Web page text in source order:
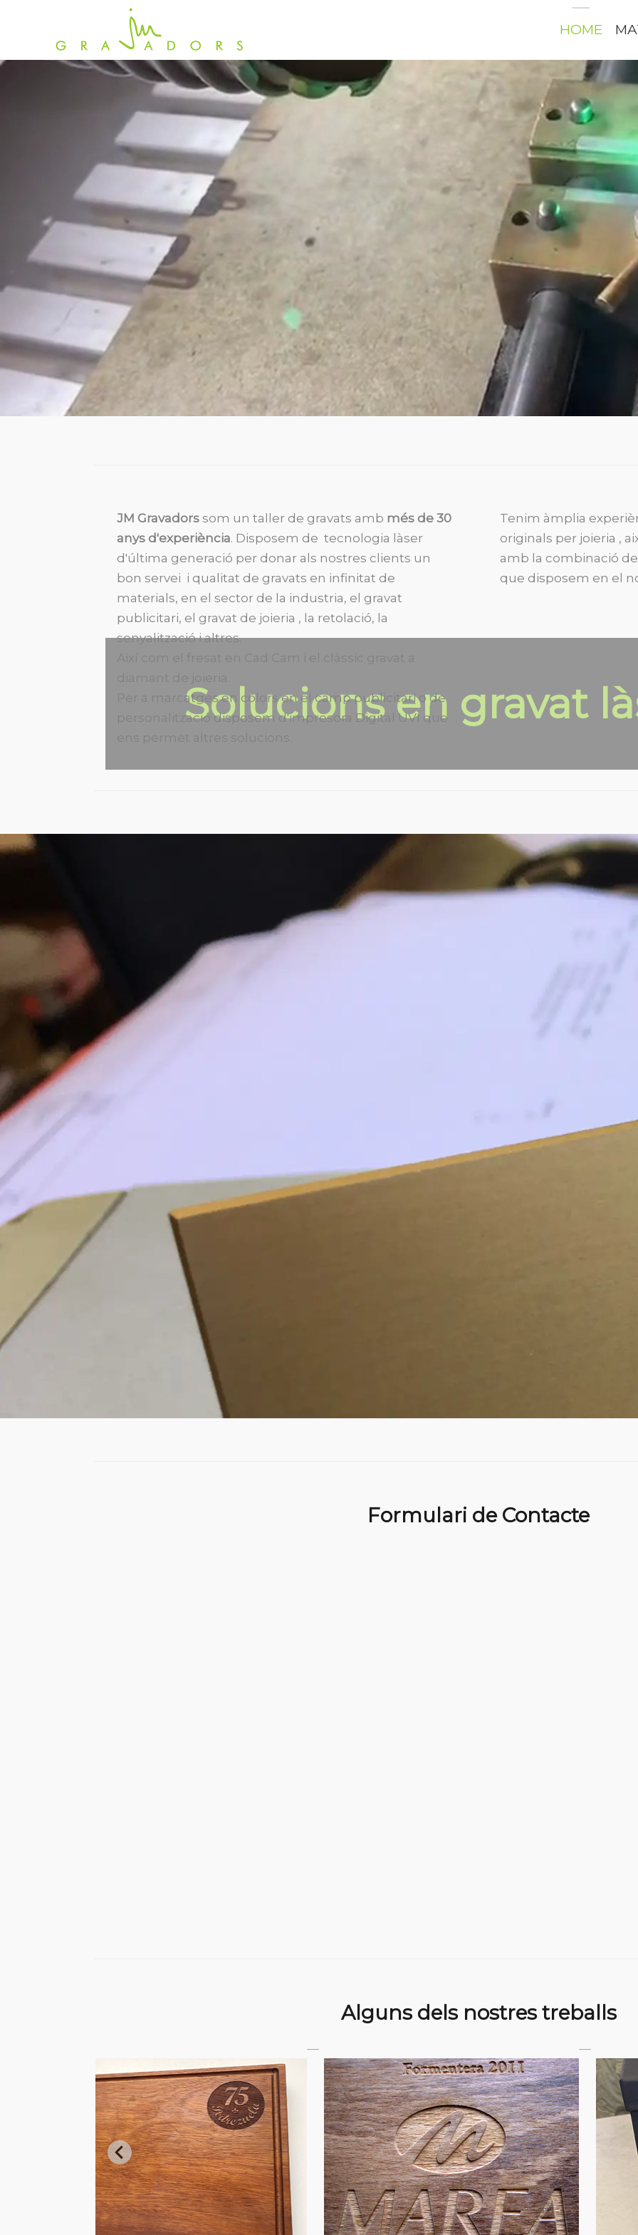
HOME
Solucions en gravat
JM Gravadors som un taller de gravats amb més de 30
anys d'experiència. Disposem de tecnologia làser
d'última generació per donar als nostres clients un
bon servei i qualitat de gravats en infinitat de
materials, en el sector de la industria, el gravat
publicitari, el gravat de joieria , la retolació, la
senyalització i altres.
Per a marcatges en colors en el camp publicitari o de
personalització disposem d'impresora Digital UVI que
Tenim àmplia
originals per joieria ,
amb la combinació
que disposem en el
Formulari de Contacte
Alguns dels nostres treballs